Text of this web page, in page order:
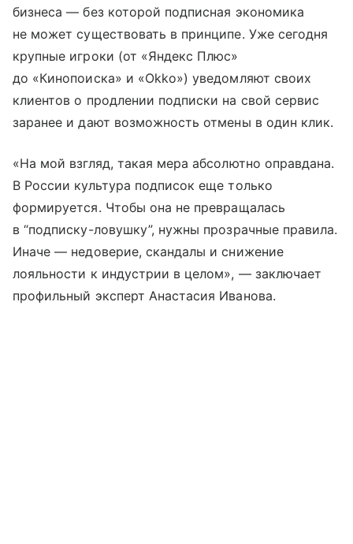
бизнеса — без которой подписная экономика
не может существовать в принципе. Уже сегодня
крупные игроки (от «Яндекс Плюс»
до «Кинопоиска» и «Okko») уведомляют своих
клиентов о продлении подписки на свой сервис
заранее и дают возможность отмены в один клик.
«На мой взгляд, такая мера абсолютно оправдана.
В России культура подписок еще только
формируется. Чтобы она не превращалась
в “подписку-ловушку”, нужны прозрачные правила.
Иначе — недоверие, скандалы и снижение
лояльности к индустрии в целом», — заключает
профильный эксперт Анастасия Иванова.